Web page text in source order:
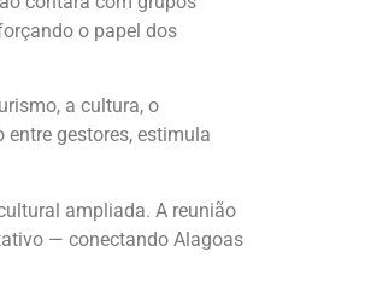
o papel dos
a cultura, o
gestores, estimula
ampliada. A reunião
— conectando Alagoas